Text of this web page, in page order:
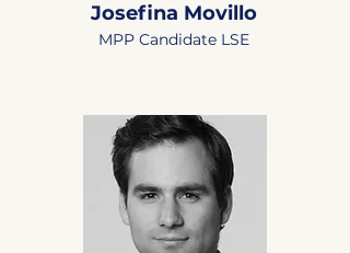
Josefina Movillo
MPP Candidate LSE